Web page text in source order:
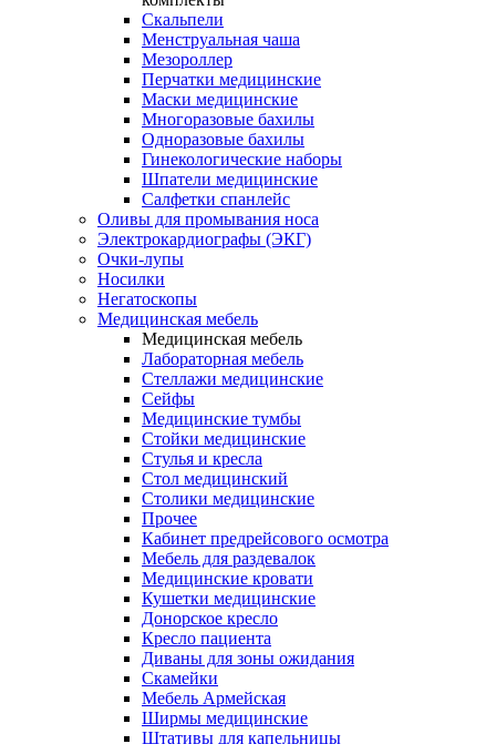
Скальпели
Менструальная чаша
Мезороллер
Перчатки медицинские
Маски медицинские
Многоразовые бахилы
Одноразовые бахилы
Гинекологические наборы
Шпатели медицинские
Салфетки спанлейс
Оливы для промывания носа
Электрокардиографы (ЭКГ)
Очки-лупы
Носилки
Негатоскопы
Медицинская мебель
Медицинская мебель
Лабораторная мебель
Стеллажи медицинские
Сейфы
Медицинские тумбы
Стойки медицинские
Cтулья и кресла
Стол медицинский
Столики медицинские
Прочее
Кабинет предрейсового осмотра
Мебель для раздевалок
Медицинские кровати
Кушетки медицинские
Донорское кресло
Кресло пациента
Диваны для зоны ожидания
Скамейки
Мебель Армейская
Ширмы медицинские
Штативы для капельницы